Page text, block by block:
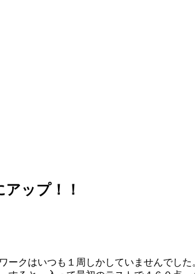
ップ！！
クはいつも１周しかしていませんでし